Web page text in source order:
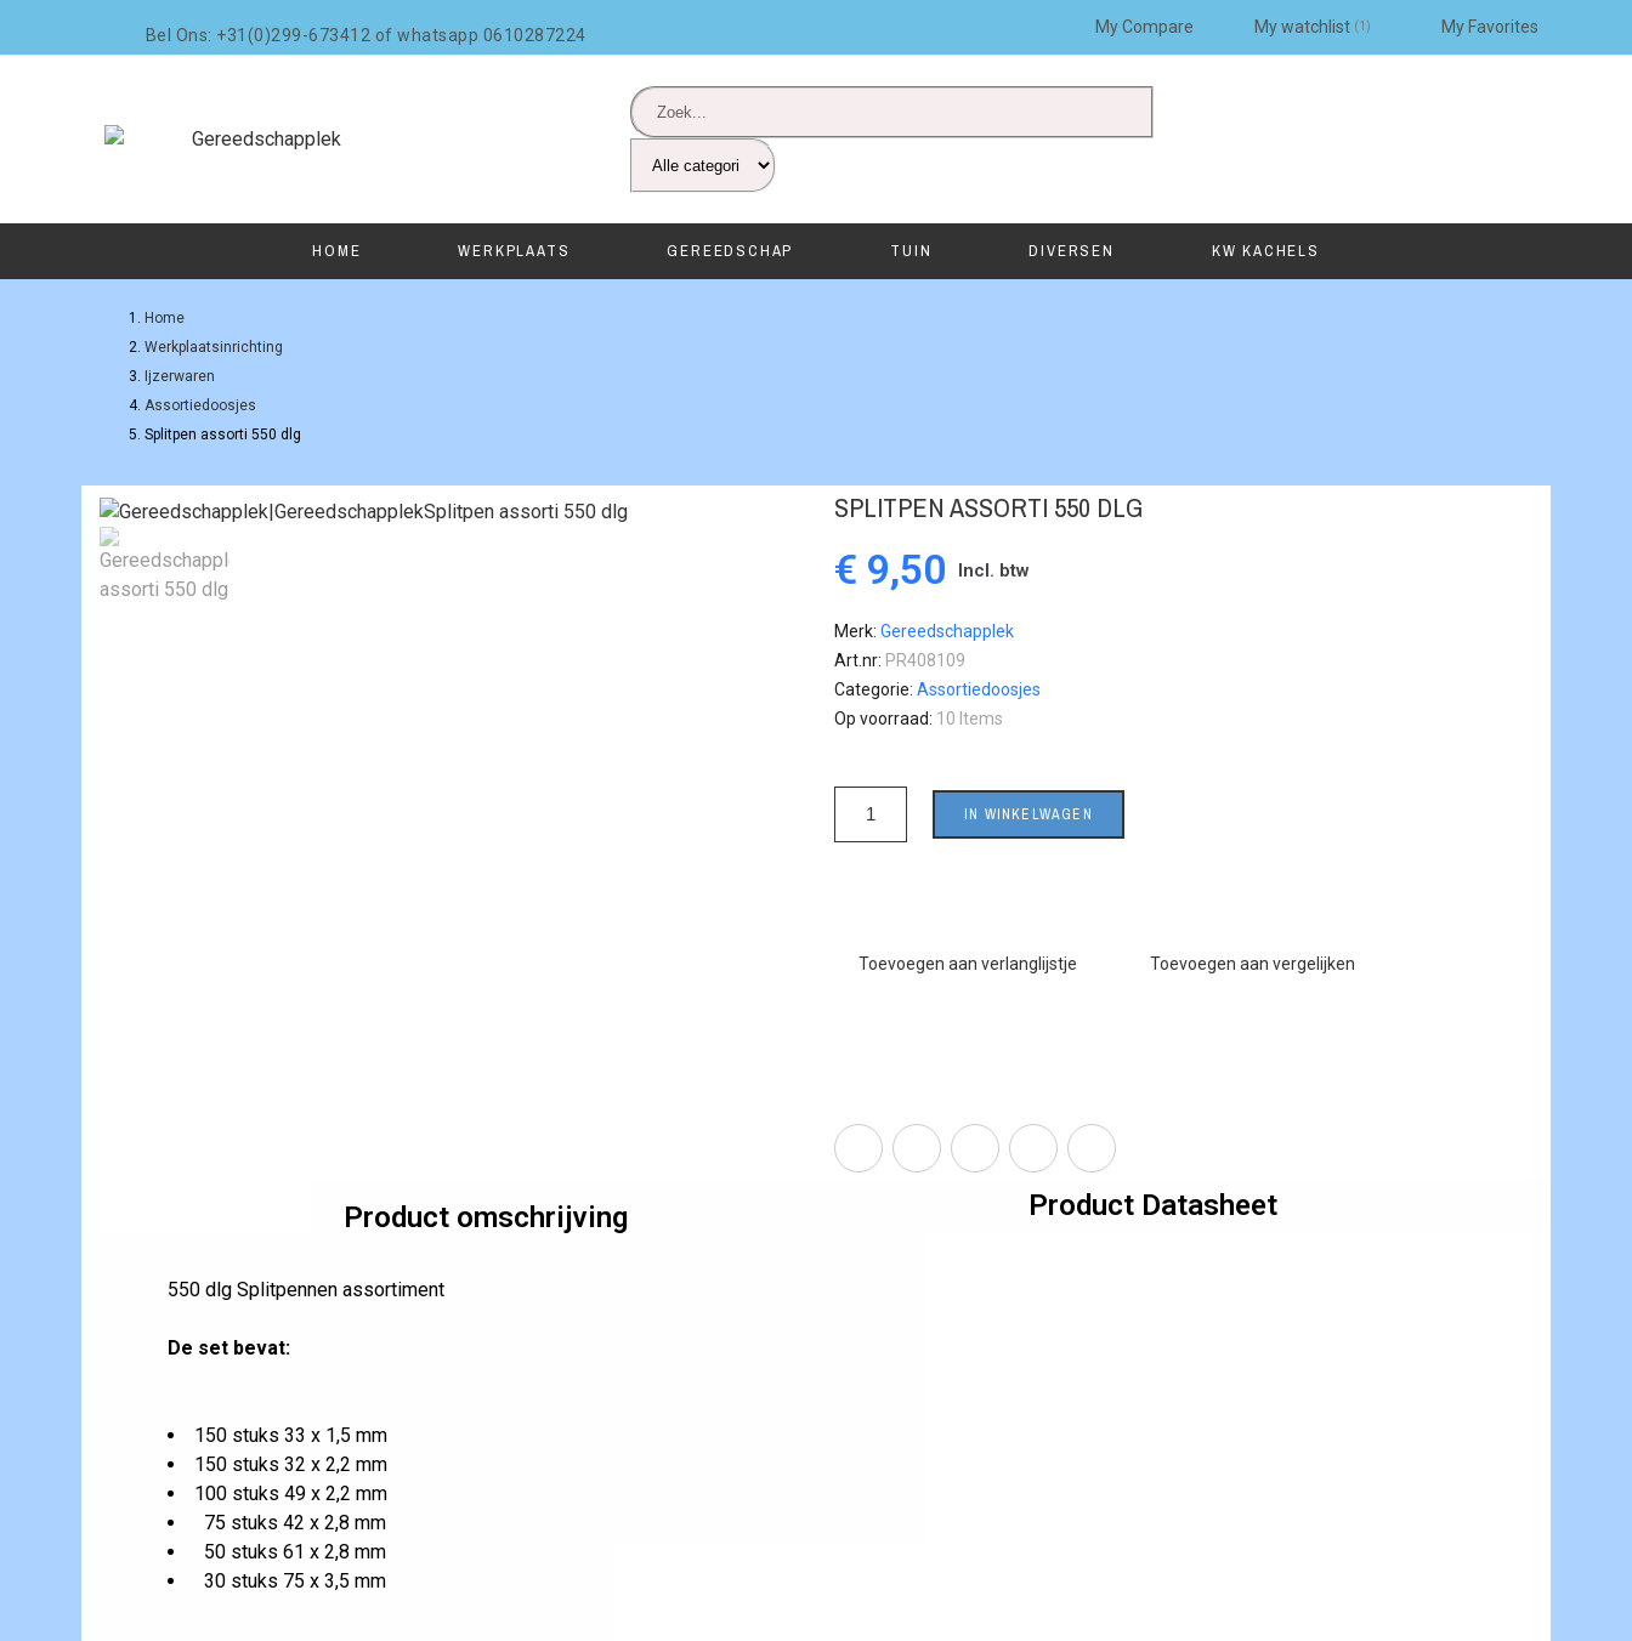
Bel Ons: +31(0)299-673412 of whatsapp 0610287224 My Compare My watchlist 1 My Favorites
HOME WERKPLAATS GEREEDSCHAP TUIN DIVERSEN KW KACHELS
Home
Werkplaatsinrichting
Ijzerwaren
Assortiedoosjes
Splitpen assorti 550 dlg
SPLITPEN ASSORTI 550 DLG
€ 9,50 Incl. btw
Merk Gereedschapplek
Art.nr PR408109
Categorie Assortiedoosjes
Op voorraad 10 Items
IN WINKELWAGEN
Toevoegen aan verlanglijstje Toevoegen aan vergelijken
Product omschrijving
550 dlg Splitpennen assortiment
De set bevat:
150 stuks 33 x 1,5 mm
150 stuks 32 x 2,2 mm
100 stuks 49 x 2,2 mm
75 stuks 42 x 2,8 mm
50 stuks 61 x 2,8 mm
30 stuks 75 x 3,5 mm
Product Datasheet